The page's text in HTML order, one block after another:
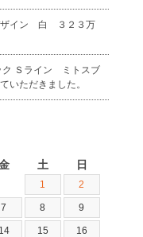
ザイン 白 ３２３万
ク Ｓライン ミトスブ
いただきました。
土 日
1 2
7 8 9
14 15 16